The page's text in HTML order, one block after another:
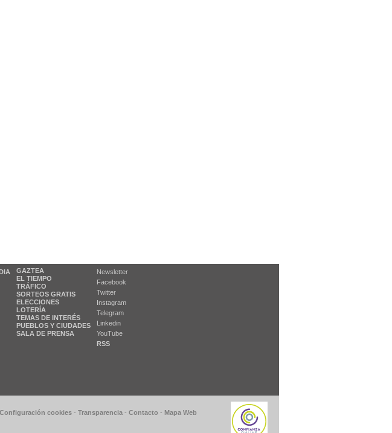
GAZTEA
EL TIEMPO
TRÁFICO
SORTEOS GRATIS
ELECCIONES
LOTERÍA
TEMAS DE INTERÉS
PUEBLOS Y CIUDADES
SALA DE PRENSA
Newsletter
Facebook
Twitter
Instagram
Telegram
Linkedin
YouTube
RSS
Configuración cookies - Transparencia - Contacto - Mapa Web